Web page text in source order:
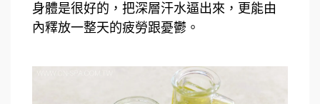
身體是很好的，把深層汗水逼出來，更能由
內釋放一整天的疲勞跟憂鬱。